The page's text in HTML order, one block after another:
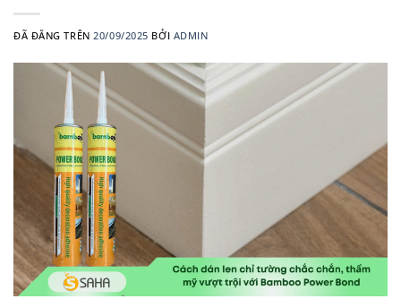
ĐÃ ĐĂNG TRÊN 20/09/2025 BỞI ADMIN